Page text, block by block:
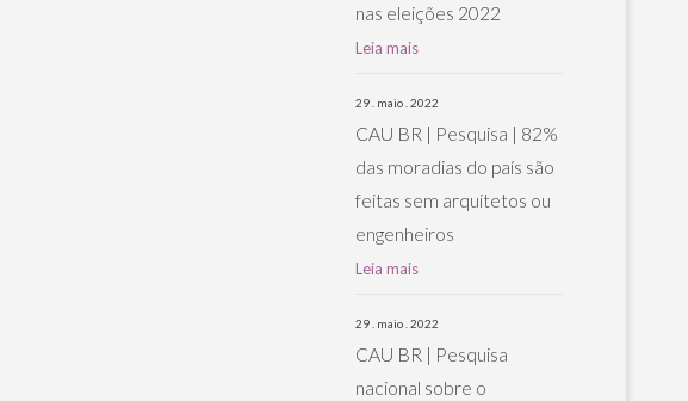
nas eleições 2022
Leia mais
29 . maio . 2022
CAU BR | Pesquisa | 82%
das moradias do país são
feitas sem arquitetos ou
engenheiros
Leia mais
29 . maio . 2022
CAU BR | Pesquisa
nacional sobre o